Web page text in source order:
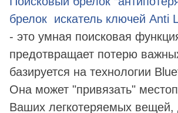
брелок искатель ключей Anti
- это умная поисковая
предотвращает потерю
базируется на технологии
Она может "привязать"
Ваших легкотеряемых